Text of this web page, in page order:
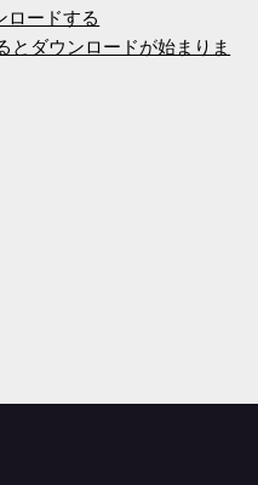
ロードする
とダウンロードが始まりま